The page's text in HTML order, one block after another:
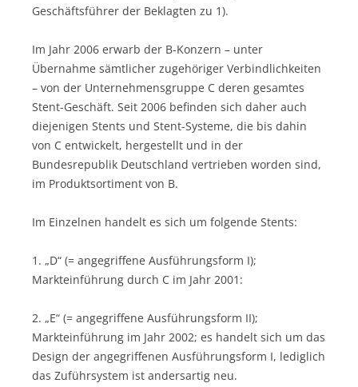
Geschäftsführer der Beklagten zu 1).
Im Jahr 2006 erwarb der B-Konzern – unter
Übernahme sämtlicher zugehöriger Verbindlichkeiten
– von der Unternehmensgruppe C deren gesamtes
Stent-Geschäft. Seit 2006 befinden sich daher auch
diejenigen Stents und Stent-Systeme, die bis dahin
von C entwickelt, hergestellt und in der
Bundesrepublik Deutschland vertrieben worden sind,
im Produktsortiment von B.
Im Einzelnen handelt es sich um folgende Stents:
1. „D“ (= angegriffene Ausführungsform I);
Markteinführung durch C im Jahr 2001:
2. „E“ (= angegriffene Ausführungsform II);
Markteinführung im Jahr 2002; es handelt sich um das
Design der angegriffenen Ausführungsform I, lediglich
das Zuführsystem ist andersartig neu.